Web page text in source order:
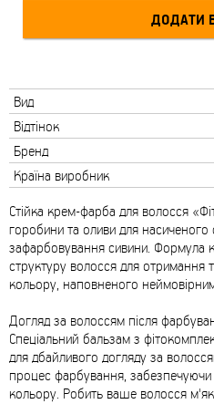
Вид
Відтінок
Бренд
Країна виробник
Стійка крем-фарба для волосся
горобини та оливи для насиченого
зафарбовування сивини. Формула
структуру волосся для отримання
кольору, наповненого
Догляд за волоссям після
Спеціальний бальзам з
для дбайливого догляду за
процес фарбування, забезпечуючи
кольору. Робить ваше волосся